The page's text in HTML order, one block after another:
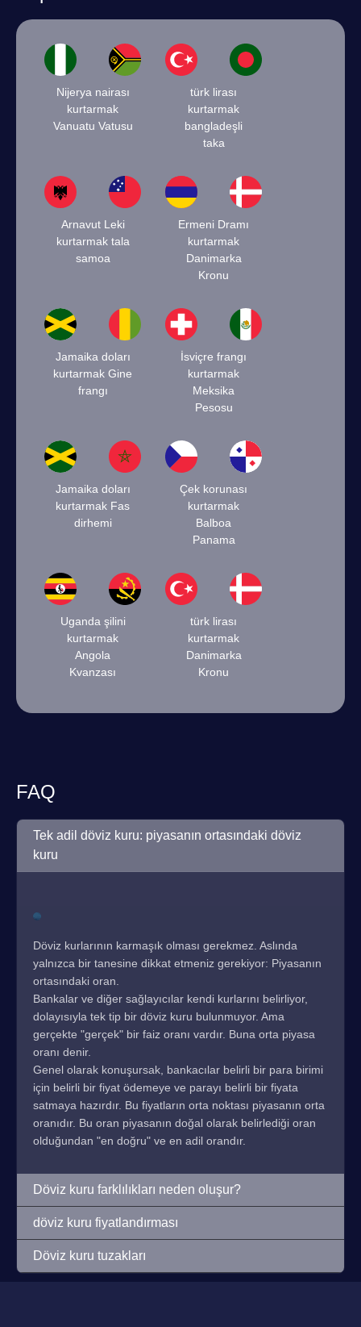
Nijerya nairası
kurtarmak
Vanuatu Vatusu
türk lirası
kurtarmak
bangladeşli
taka
Arnavut Leki
kurtarmak tala
samoa
Ermeni Dramı
kurtarmak
Danimarka
Kronu
Jamaika doları
kurtarmak Gine
frangı
İsviçre frangı
kurtarmak
Meksika
Pesosu
Jamaika doları
kurtarmak Fas
dirhemi
Çek korunası
kurtarmak
Balboa
Panama
Uganda şilini
kurtarmak
Angola
Kvanzası
türk lirası
kurtarmak
Danimarka
Kronu
FAQ
Tek adil döviz kuru: piyasanın ortasındaki döviz
kuru
Döviz kurlarının karmaşık olması gerekmez. Aslında
yalnızca bir tanesine dikkat etmeniz gerekiyor: Piyasanın
ortasındaki oran.
Bankalar ve diğer sağlayıcılar kendi kurlarını belirliyor,
dolayısıyla tek tip bir döviz kuru bulunmuyor. Ama
gerçekte "gerçek" bir faiz oranı vardır. Buna orta piyasa
oranı denir.
Genel olarak konuşursak, bankacılar belirli bir para birimi
için belirli bir fiyat ödemeye ve parayı belirli bir fiyata
satmaya hazırdır. Bu fiyatların orta noktası piyasanın orta
oranıdır. Bu oran piyasanın doğal olarak belirlediği oran
olduğundan "en doğru" ve en adil orandır.
Döviz kuru farklılıkları neden oluşur?
döviz kuru fiyatlandırması
Döviz kuru tuzakları